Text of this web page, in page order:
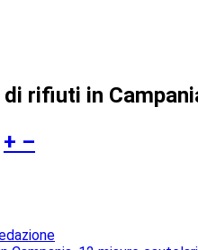
rifiuti in
+ –